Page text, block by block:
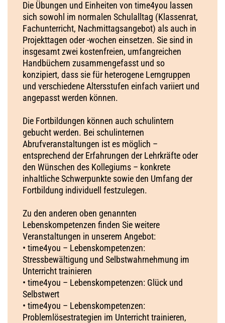
Die Übungen und Einheiten von time4you lassen
sich sowohl im normalen Schulalltag (Klassenrat,
Fachunterricht, Nachmittagsangebot) als auch in
Projekttagen oder -wochen einsetzen. Sie sind in
insgesamt zwei kostenfreien, umfangreichen
Handbüchern zusammengefasst und so
konzipiert, dass sie für heterogene Lerngruppen
und verschiedene Altersstufen einfach variiert und
angepasst werden können.
Die Fortbildungen können auch schulintern
gebucht werden. Bei schulinternen
Abrufveranstaltungen ist es möglich –
entsprechend der Erfahrungen der Lehrkräfte oder
den Wünschen des Kollegiums – konkrete
inhaltliche Schwerpunkte sowie den Umfang der
Fortbildung individuell festzulegen.
Zu den anderen oben genannten
Lebenskompetenzen finden Sie weitere
Veranstaltungen in unserem Angebot:
• time4you – Lebenskompetenzen:
Stressbewältigung und Selbstwahrnehmung im
Unterricht trainieren
• time4you – Lebenskompetenzen: Glück und
Selbstwert
• time4you – Lebenskompetenzen:
Problemlösestrategien im Unterricht trainieren,